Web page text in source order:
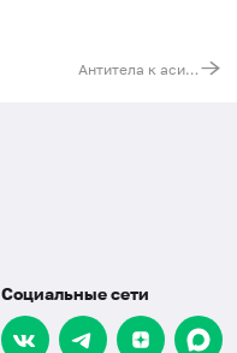
Антитела к асиалогликопротеиновому рецептору (ASGPR), IgG
Социальные сети